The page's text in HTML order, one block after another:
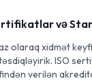
və
olaraq xidmət
ISO
verilən